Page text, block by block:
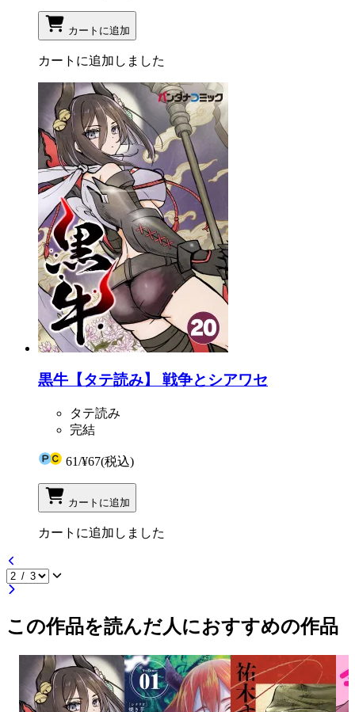
カートに追加
カートに追加しました
黒牛【タテ読み】 戦争とシアワセ
タテ読み
完結
61/¥67(税込)
カートに追加
カートに追加しました
この作品を読んだ人におすすめの作品